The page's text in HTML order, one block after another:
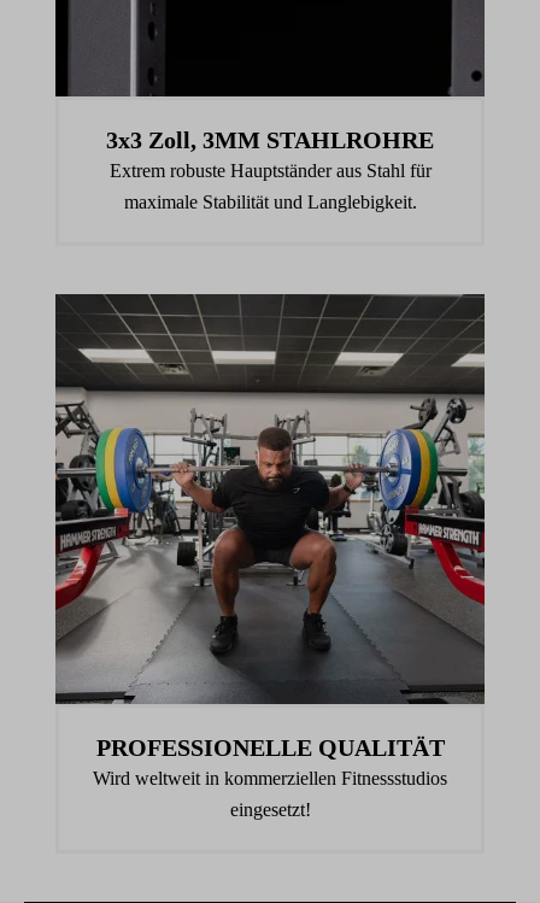
3x3 Zoll, 3MM STAHLROHRE
Extrem robuste Hauptständer aus Stahl für
maximale Stabilität und Langlebigkeit.
PROFESSIONELLE QUALITÄT
Wird weltweit in kommerziellen Fitnessstudios
eingesetzt!